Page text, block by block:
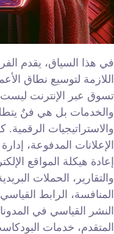
في هذا السياق، يقدم
اللازمة لتوسيع نطاق
تسوق عبر الإنترنت
والخدمات بل هي فنٌ
والاستراتيجيات
الإعلانات المدفوعة،
إعادة هيكلة المواقع
والتقارير، الحملات
المنافسة، الرابط
النشر القياسي في
المتقدم، خدمات